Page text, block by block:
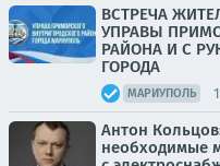
ВСТРЕЧА
УПРАВЫ
РАЙОНА И С
ГОРОДА
МАРИУПОЛЬ
Антон
необходимые